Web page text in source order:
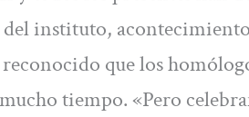
del instituto,
que los
tiempo. «Pero